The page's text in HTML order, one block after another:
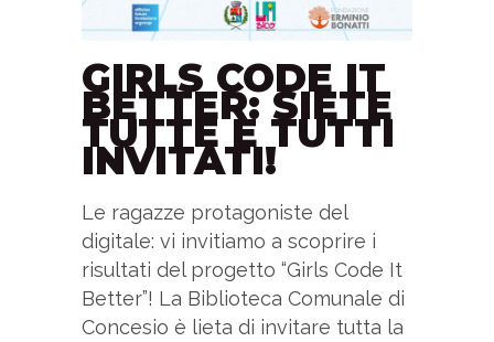
GIRLS CODE IT
BETTER: SIETE
TUTTE E TUTTI
INVITATI!
Le ragazze protagoniste del
digitale: vi invitiamo a scoprire i
risultati del progetto “Girls Code It
Better”! La Biblioteca Comunale di
Concesio è lieta di invitare tutta la